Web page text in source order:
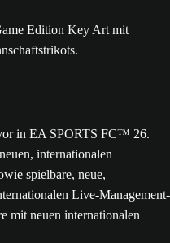
in EA SPORTS FC™ 26.
internationalen
spielbare, neue,
Live-Management-
mit neuen internationalen